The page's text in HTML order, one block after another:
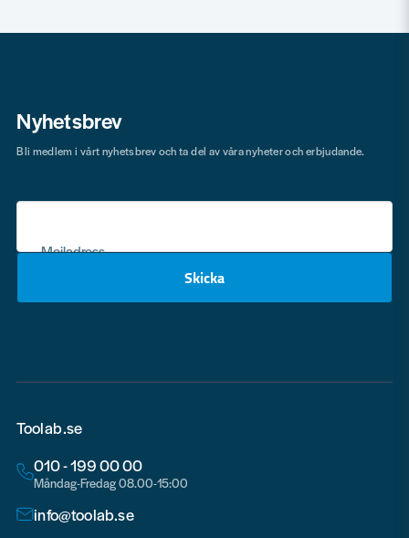
Nyhetsbrev
Mejladress
Skicka
Bli medlem i vårt nyhetsbrev och ta del av våra nyheter och erbjudande.
Toolab.se
010 - 199 00 00
Måndag-Fredag 08.00-15:00
info@toolab.se